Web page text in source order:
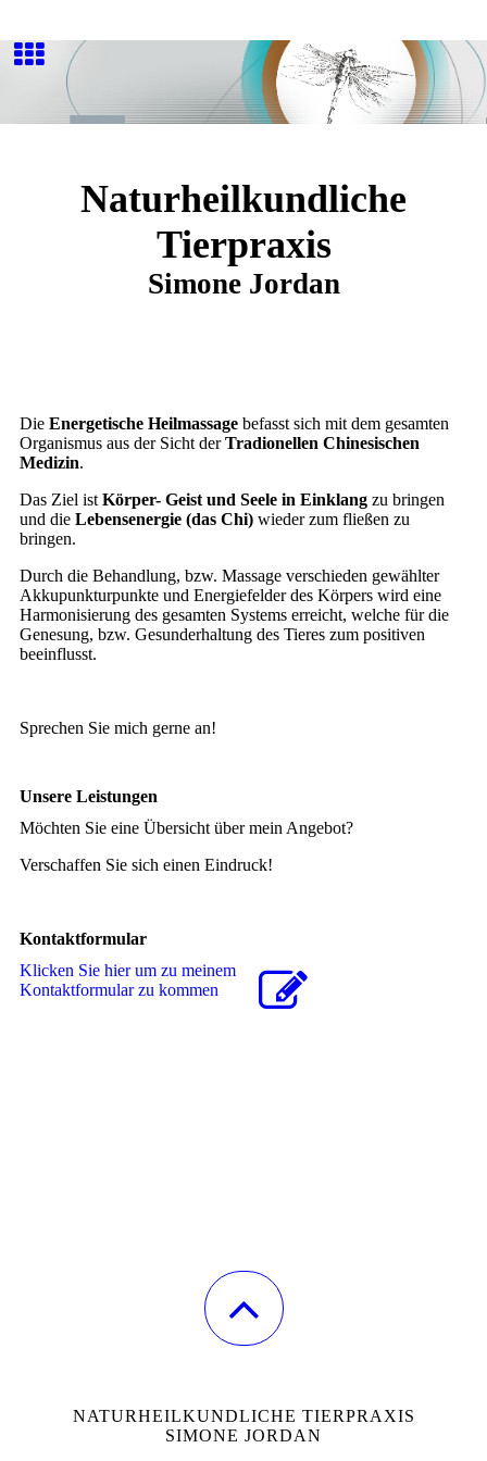
Naturheilkundliche
Tierpraxis
Simone Jordan
Die Energetische Heilmassagebefasst sich mit dem gesamten
Organismus aus der Sicht derTradionellen Chinesischen
Medizin.
Das Ziel ist Körper- Geist und Seele in Einklangzu bringen
und die Lebensenergie (das Chi) wieder zum fließen zu
bringen.
Durch die Behandlung, bzw. Massage verschieden gewählter
Akkupunkturpunkte und Energiefelder des Körpers wird eine
Harmonisierung des gesamten Systems erreicht, welche für die
Genesung, bzw. Gesunderhaltung des Tieres zum positiven
beeinflusst.
Sprechen Sie mich gerne an!
Unsere Leistungen
Möchten Sie eine Übersicht über mein Angebot?
Verschaffen Sie sich einen Eindruck!
Kontaktformular
Klicken Sie hier um zu meinem
Kon­takt­for­mu­lar zu kommen
NATURHEILKUNDLICHE TIERPRAXIS
SIMONE JORDAN